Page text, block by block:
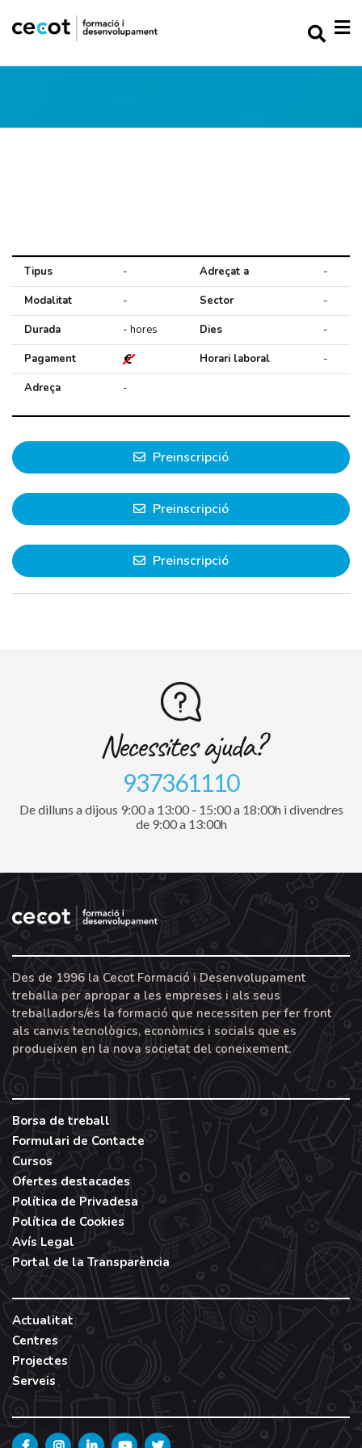
Tipus - Adreçat a
-
Modalitat
- Sector
-
Durada
- hores Dies
-
Pagament
Horari laboral
-
Adreça
-
Preinscripció
Preinscripció
Preinscripció
Necessites ajuda?
937361110
De dilluns a dijous 9:00 a 13:00 - 15:00 a 18:00h i divendres
de 9:00 a 13:00h
Des de 1996 la Cecot Formació i Desenvolupament
treballa per apropar a les empreses i als seus
treballadors/es la formació que necessiten per fer front
als canvis tecnològics, econòmics i socials que es
produeixen en la nova societat del coneixement.
Borsa de treball
Formulari de Contacte
Cursos
Ofertes destacades
Política de Privadesa
Política de Cookies
Avís Legal
Portal de la Transparència
Actualitat
Centres
Projectes
Serveis